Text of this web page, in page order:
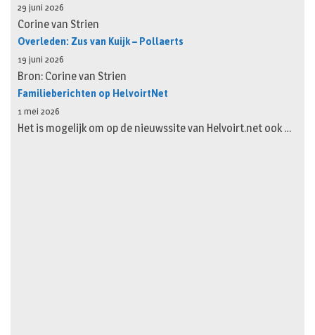
29 juni 2026
Corine van Strien
Overleden: Zus van Kuijk – Pollaerts
19 juni 2026
Bron: Corine van Strien
Familieberichten op HelvoirtNet
1 mei 2026
Het is mogelijk om op de nieuwssite van Helvoirt.net ook …